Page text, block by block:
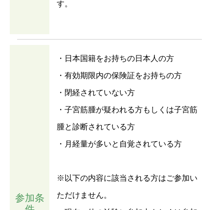
す。
参加条
・日本国籍をお持ちの日本人の方
・有効期限内の保険証をお持ちの方
・閉経されていない方
・子宮筋腫が疑われる方もしくは子宮筋
腫と診断されている方
・月経量が多いと自覚されている方
※以下の内容に該当される方はご参加い
ただけません。